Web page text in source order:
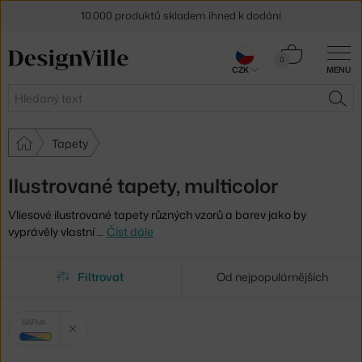
MENU
Hledat
0
Košík
Tapety
Ilustrované tapety, multicolor
Vliesové ilustrované tapety různých vzorů a barev jako by
vyprávěly vlastní … Číst dále
Filtrovat Od nejpopulárnějších
Vybrané
filtry:
BARVA
10.000 produktů skladem ihned k dodání
30 dní na vrácení zbožíCZK